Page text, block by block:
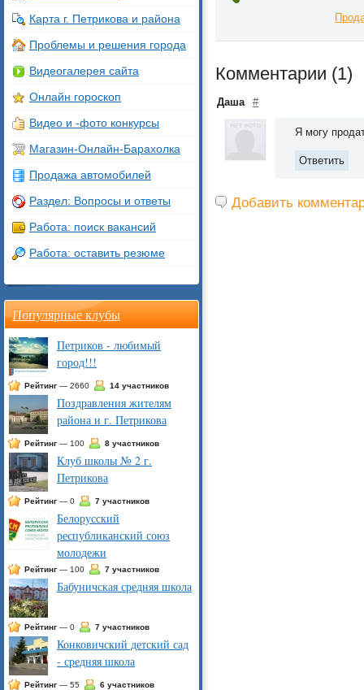
Комментарии (1)
Даша #
Я могу
Ответить
Добавить
Карта г. Петрикова и района
Проблемы и решения города
Видеогалерея сайта
Онлайн гороскоп
Видео и -фото конкурсы
Магазин-Онлайн-Барахолка
Продажа автомобилей
Раздел: Вопросы и ответы
Работа: поиск вакансий
Работа: оставить резюме
Популярные клубы
Петриков - любимый
город!!!
Рейтинг — 2660 14 участников
Поздравления жителям
района и г. Петрикова
Рейтинг — 100 8 участников
Клуб школы № 2 г.
Петрикова
Рейтинг — 0 7 участников
Белорусский
республиканский союз
молодежи
Рейтинг — 100 7 участников
Бабуничская средняя школа
Рейтинг — 0 7 участников
Конковичский детский сад
- средняя школа
Рейтинг — 55 6 участников